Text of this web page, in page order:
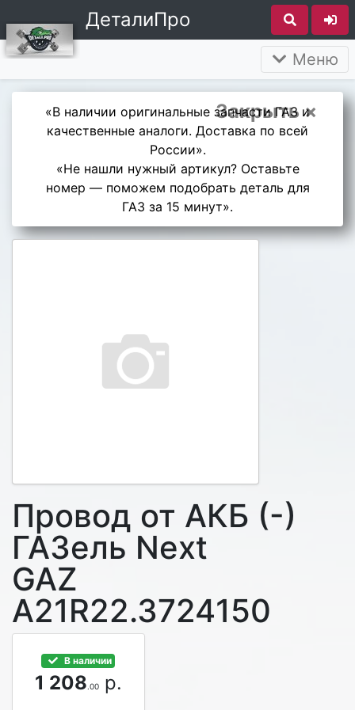
ДеталиПро
Меню
Закрыть ×
«В наличии оригинальные запчасти ГАЗ и
качественные аналоги. Доставка по всей
России».
«Не нашли нужный артикул? Оставьте
номер — поможем подобрать деталь для
ГАЗ за 15 минут».
Провод от АКБ (-)
ГАЗель Next
GAZ
A21R22.3724150
В наличии
1 208.00р.